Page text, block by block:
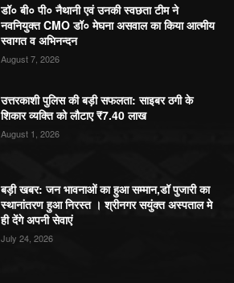
डॉ० बी० पी० नैथानी एवं उनकी स्वछता टीम ने
नवनियुक्त CMO डॉ० मेघना असवाल का किया आत्मीय
स्वागत व अभिनन्दन
August 7, 2026
उत्तरकाशी पुलिस की बड़ी सफलता: साइबर ठगी के
शिकार व्यक्ति को लौटाए ₹7.40 लाख
August 1, 2026
बड़ी खबर: जन भावनाओं का हुआ सम्मान,डॉ पुजारी का
स्थानांतरण हुआ निरस्त । श्रीनगर सयुंक्त अस्पताल मे
ही देंगे अपनी सेवाएं
July 24, 2026